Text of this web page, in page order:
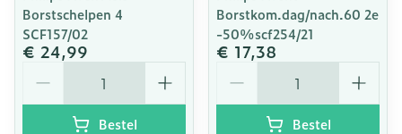
Borstschelpen 4
SCF157/02
€ 24,99
Bestel
Borstkom.dag/nach.60 2e
-50%scf254/21
€ 17,38
Bestel